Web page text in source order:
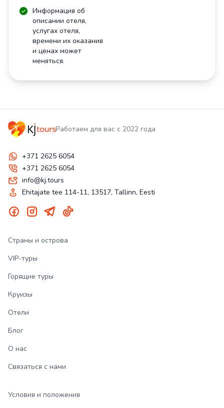
Информация об
описании отеля,
услугах отеля,
времени их оказания
и ценах может
меняться.
Работаем для вас с 2022 года
+371 2625 6054
+371 2625 6054
info@kj.tours
Ehitajate tee 114-11, 13517, Tallinn, Eesti
Страны и острова
VIP-туры
Горящие туры
Круизы
Отели
Блог
О нас
Связаться с нами
Условия и положения